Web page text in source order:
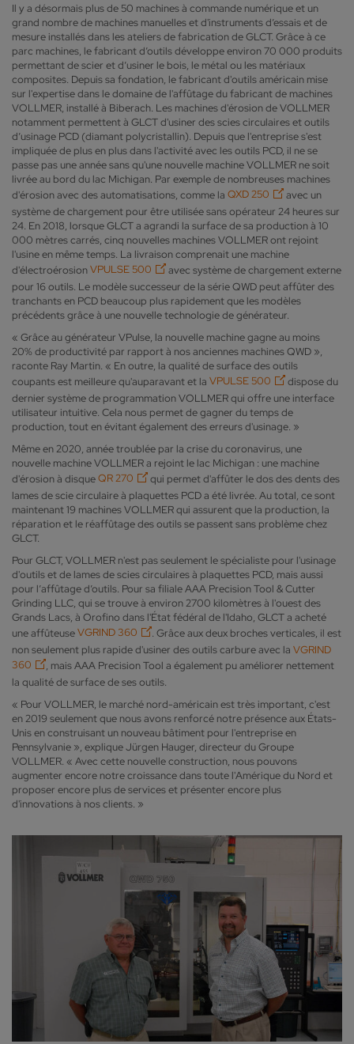
Il y a désormais plus de 50 machines à commande numérique et un
grand nombre de machines manuelles et d'instruments d’essais et de
mesure installés dans les ateliers de fabrication de GLCT. Grâce à ce
parc machines, le fabricant d’outils développe environ 70 000 produits
permettant de scier et d’usiner le bois, le métal ou les matériaux
composites. Depuis sa fondation, le fabricant d'outils américain mise
sur l'expertise dans le domaine de l'affûtage du fabricant de machines
VOLLMER, installé à Biberach. Les machines d'érosion de VOLLMER
notamment permettent à GLCT d'usiner des scies circulaires et outils
d’usinage PCD (diamant polycristallin). Depuis que l'entreprise s'est
impliquée de plus en plus dans l'activité avec les outils PCD, il ne se
passe pas une année sans qu'une nouvelle machine VOLLMER ne soit
livrée au bord du lac Michigan. Par exemple de nombreuses machines
d'érosion avec des automatisations, comme la QXD 250
avec un
système de chargement pour être utilisée sans opérateur 24 heures sur
24. En 2018, lorsque GLCT a agrandi la surface de sa production à 10
000 mètres carrés, cinq nouvelles machines VOLLMER ont rejoint
l'usine en même temps. La livraison comprenait une machine
d'électroérosionVPULSE 500
avec système de chargement externe
pour 16 outils. Le modèle successeur de la série QWD peut affûter des
tranchants en PCD beaucoup plus rapidement que les modèles
précédents grâce à une nouvelle technologie de générateur.
« Grâce au générateur VPulse, la nouvelle machine gagne au moins
20% de productivité par rapport à nos anciennes machines QWD »,
raconte Ray Martin. « En outre, la qualité de surface des outils
coupants est meilleure qu'auparavant et la VPULSE 500
dispose du
dernier système de programmation VOLLMER qui offre une interface
utilisateur intuitive. Cela nous permet de gagner du temps de
production, tout en évitant également des erreurs d'usinage. »
Même en 2020, année troublée par la crise du coronavirus, une
nouvelle machine VOLLMER a rejoint le lac Michigan : une machine
d'érosion à disqueQR 270
qui permet d'affûter le dos des dents des
lames de scie circulaire à plaquettes PCD a été livrée. Au total, ce sont
maintenant 19 machines VOLLMER qui assurent que la production, la
réparation et le réaffûtage des outils se passent sans problème chez
GLCT.
Pour GLCT, VOLLMER n'est pas seulement le spécialiste pour l'usinage
d'outils et de lames de scies circulaires à plaquettes PCD, mais aussi
pour l’affûtage d’outils. Pour sa filiale AAA Precision Tool & Cutter
Grinding LLC, qui se trouve à environ 2700 kilomètres à l'ouest des
Grands Lacs, à Orofino dans l'État fédéral de l'Idaho, GLCT a acheté
une affûteuseVGRIND 360
. Grâce aux deux broches verticales, il est
non seulement plus rapide d'usiner des outils carbure avec la VGRIND
360
, mais AAA Precision Tool a également pu améliorer nettement
la qualité de surface de ses outils.
« Pour VOLLMER, le marché nord-américain est très important, c'est
en 2019 seulement que nous avons renforcé notre présence aux États-
Unis en construisant un nouveau bâtiment pour l'entreprise en
Pennsylvanie », explique Jürgen Hauger, directeur du Groupe
VOLLMER. « Avec cette nouvelle construction, nous pouvons
augmenter encore notre croissance dans toute l'Amérique du Nord et
proposer encore plus de services et présenter encore plus
d'innovations à nos clients. »